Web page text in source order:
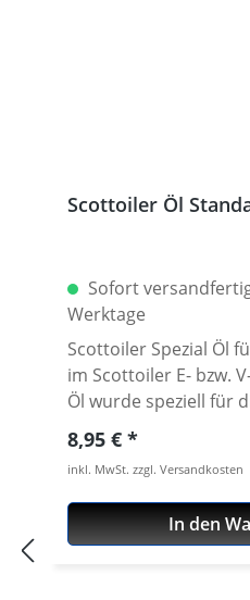
Scottoiler Öl
Sofort
Werktage
Scottoiler Spezial Öl
im Scottoiler E- bzw. V-
Öl wurde speziell für
den Scottoiler
Öle besitzen Additive,
und Staubanhaftung
Es besteht die Wahl
Standard Blau Öl,
Regulärer Preis:
8,95 €
inkl. MwSt. zzgl. Versandkosten
In den